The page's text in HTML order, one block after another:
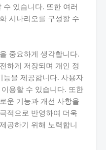
있습니다. 또한 여러
시나리오를 구성할 수
중요하게 생각합니다.
하게 저장되며 개인 정
능을 제공합니다. 사용자
용할 수 있습니다. 또한
운 기능과 개선 사항을
적으로 반영하여 더욱
공하기 위해 노력합니